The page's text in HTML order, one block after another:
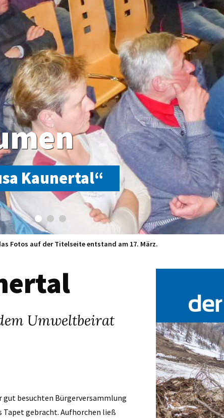
Kaunertal“
Arno Kompatscher, Josef Thöni, Andrea Frank und Tobias Folie.
Umweltbeirat
gut besuchten Bürgerversammlung
Tapet gebracht. Aufhorchen ließ